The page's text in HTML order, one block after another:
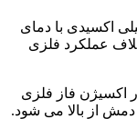
اکسیدی با دمای
عملکرد فلزی
اکسیژن فاز فلزی
از بالا می شود.